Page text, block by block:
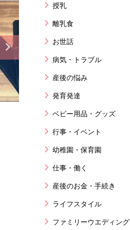
授乳
離乳食
お世話
病気・トラブル
産後の悩み
発育発達
ベビー用品・グッズ
行事・イベント
幼稚園・保育園
仕事・働く
産後のお金・手続き
ライフスタイル
ファミリーウエディング